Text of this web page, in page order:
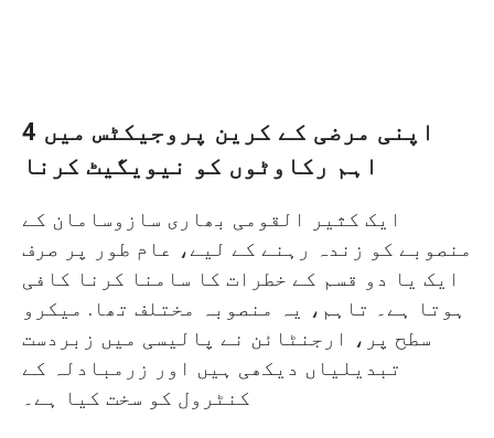
اپنی مرضی کے کرین پروجیکٹس میں 4
اہم رکاوٹوں کو نیویگیٹ کرنا
ایک کثیر القومی بھاری سازوسامان کے
منصوبے کو زندہ رہنے کے لیے، عام طور پر صرف
ایک یا دو قسم کے خطرات کا سامنا کرنا کافی
ہوتا ہے۔ تاہم، یہ منصوبہ مختلف تھا. میکرو
سطح پر، ارجنٹائن نے پالیسی میں زبردست
تبدیلیاں دیکھی ہیں اور زرمبادلہ کے